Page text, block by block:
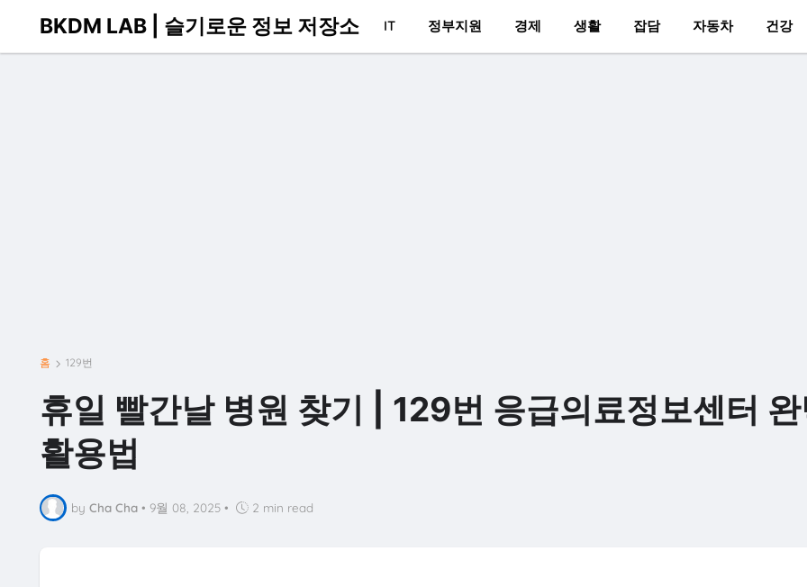
BKDM LAB | 슬기로운 정보 저장소 IT 정부지원 경제 생활 잡담 자동차 건강
홈 129번
휴일 빨간날 병원 찾기 | 129번 응급의료정보센터
활용법
by Cha Cha • 9월 08, 2025 • 2 min read